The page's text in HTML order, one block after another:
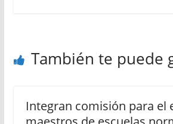
También te puede
Integran comisión para el